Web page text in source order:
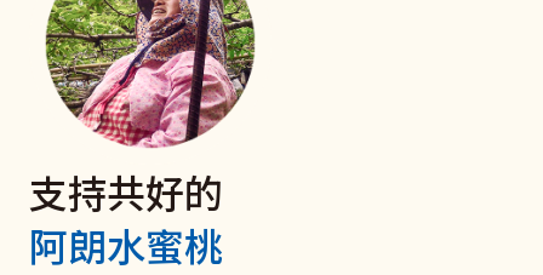
支持共好的
阿朗水蜜桃
電子發票 捐款愛心碼102
我們有愛心碼囉
聘僱移工家庭
與移工共好服務
捐款支持《扶原民‧救弱勢》
衛部救字第1141363166號